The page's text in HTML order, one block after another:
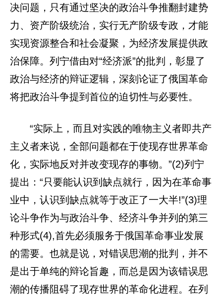
决问题，只有通过坚决的政治斗争推翻封建势
力、资产阶级统治，实行无产阶级专政，才能
实现资源整合和社会凝聚，为经济发展提供政
治保障。列宁借由对“经济派”的批判，彰显了
政治与经济的辩证逻辑，深刻论证了俄国革命
将把政治斗争提到首位的迫切性与必要性。
“实际上，而且对实践的唯物主义者即共产
主义者来说，全部问题都在于使现存世界革命
化，实际地反对并改变现存的事物。”(2)列宁
提出：“只要能认识到缺点就行，因为在革命事
业中，认识到缺点就等于改正了一大半!”(3)理
论斗争作为与政治斗争、经济斗争并列的第三
种形式(4),首先必须服务于俄国革命事业发展
的需要。也就是说，对错误思潮的批判，并不
是出于单纯的辩论旨趣，而总是因为该错误思
潮的传播阻碍了现存世界的革命化进程。在列